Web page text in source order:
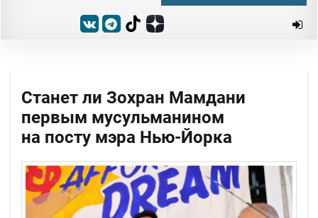
Станет ли Зохран Мамдани
первым мусульманином
на посту мэра Нью-Йорка